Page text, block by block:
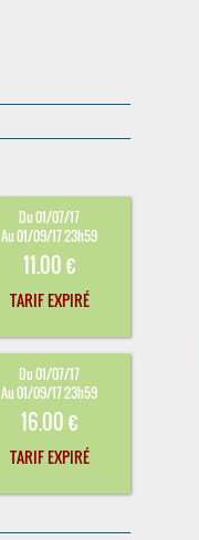
Du 01/07/17
Au 01/09/17 23h59
11.00 €
TARIF EXPIRÉ
Du 01/07/17
Au 01/09/17 23h59
16.00 €
TARIF EXPIRÉ